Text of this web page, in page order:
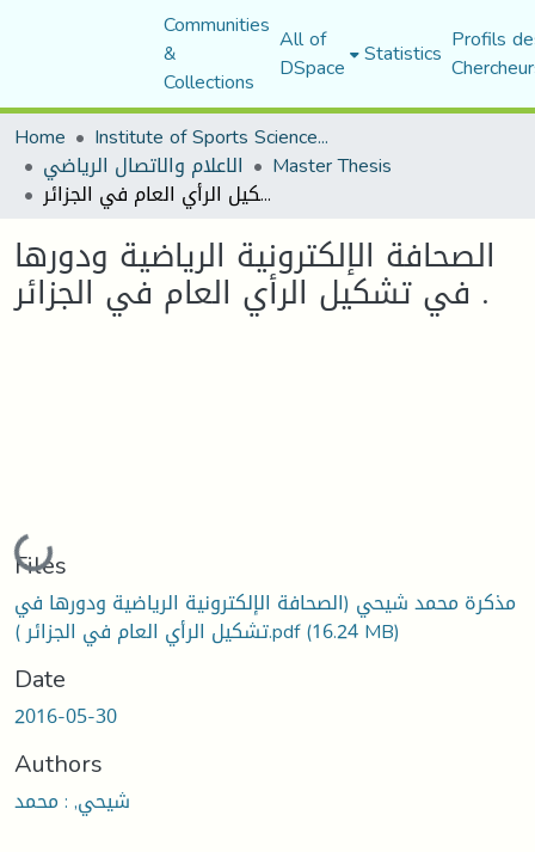
Communities
&
Collections
All of
DSpace Statistics Profils
Home
Institute of Sports Sciences and Techniques
الاعلام والاتصال الرياضي Master Thesis
الصحافة الإلكترونية الرياضية ودورها في تشكيل الرأي العام في الجزائر .
الصحافة الإلكترونية الرياضية ودورها
في تشكيل الرأي العام في الجزائر .
Loading...
Files
مذكرة محمد شيحي (الصحافة الإلكترونية الرياضية ودورها في
تشكيل الرأي العام في الجزائر ).pdf(16.24 MB)
Date
2016-05-30
Authors
شيحي, : محمد